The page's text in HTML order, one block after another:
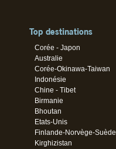
Top destinations
Corée - Japon
Australie
Corée-Okinawa-Taiwan
Indonésie
Chine - Tibet
Birmanie
Bhoutan
Etats-Unis
Finlande-Norvège-Suède
Kirghizistan